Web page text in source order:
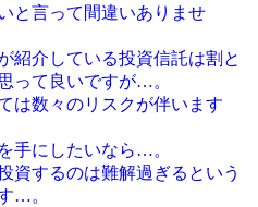
と言って間違いありませ
紹介している投資信託は割と
って良いですが…。
は数々のリスクが伴います
手にしたいなら…。
資するのは難解過ぎるという
…。